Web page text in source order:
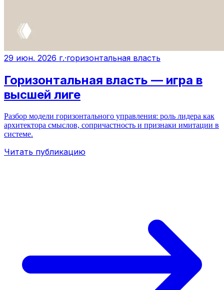
29 июн. 2026 г.·горизонтальная власть
Горизонтальная власть — игра в
высшей лиге
Разбор модели горизонтального управления: роль лидера как
архитектора смыслов, сопричастность и признаки имитации в
системе.
Читать публикацию